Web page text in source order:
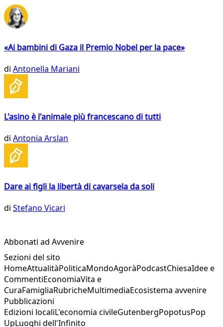
«Ai bambini di Gaza il Premio Nobel per la pace»
di Antonella Mariani
L'asino è l'animale più francescano di tutti
di Antonia Arslan
Dare ai figli la libertà di cavarsela da soli
di Stefano Vicari
Abbonati ad Avvenire
Sezioni del sito
HomeAttualitàPoliticaMondoAgoràPodcastChiesaIdee e
CommentiEconomiaVita e
CuraFamigliaRubricheMultimediaEcosistema avvenire
Pubblicazioni
Edizioni localiL'economia civileGutenbergPopotusPop
UpLuoghi dell'Infinito